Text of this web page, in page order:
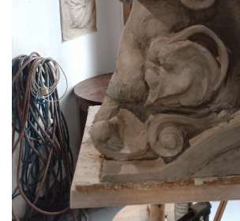
Němcové v Duchcově
Památník Johanna Wolfganga Goetha u
polikliniky v Nejdku
Socha svatého Salvátora před kostelem
svatých Petra a Pavla v Jeníkově
Socha svatého Pavla před kostelem
svatých Petra a Pavla v Jeníkově
Socha svatého Petra před kostelem svatých
Petra a Pavla v Jeníkově